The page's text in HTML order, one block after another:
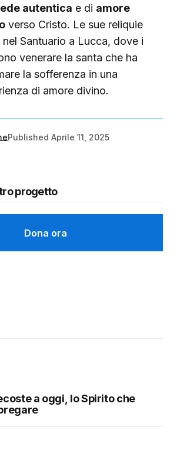
autentica e di amore
verso Cristo. Le sue reliquie
Santuario a Lucca, dove i
venerare la santa che ha
la sofferenza in una
di amore divino.
Published Aprile 11, 2025
progetto
Dona ora
a oggi, lo Spirito che